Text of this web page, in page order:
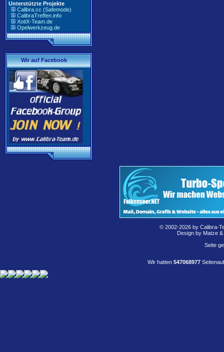
Unterstützte Projekte
Calibra.cc (Safemode)
CalibraTreffen.info
XotiX-Team.de
Opelwerkzeug.de
Wir auf Facebook
© 2002-2026 by Calibra-
Design by Matze
Seite
Wir hatten 547068977